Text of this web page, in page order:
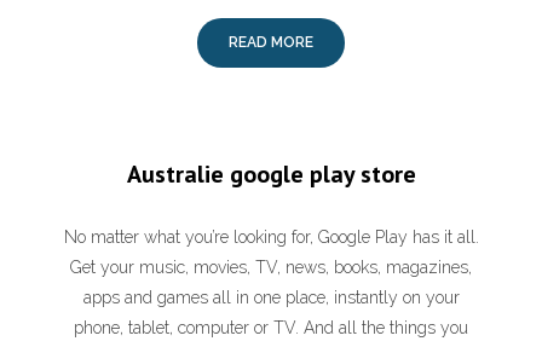
READ MORE
Australie google play store
No matter what you’re looking for, Google Play has it all.
Get your music, movies, TV, news, books, magazines,
apps and games all in one place, instantly on your
phone, tablet, computer or TV. And all the things you